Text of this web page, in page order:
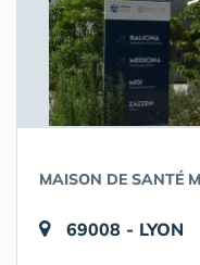
MAISON DE SANTÉ
69008 - LYON